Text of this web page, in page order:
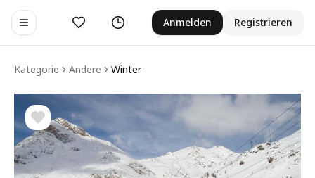
Toggle navigation menu
Gefällt mirVerlauf Anmelden Registrieren
Kategorie Andere Winter